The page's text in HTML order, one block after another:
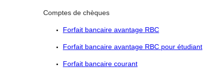
Comptes de chèques
Forfait bancaire avantage RBC
Forfait bancaire avantage RBC pour étudiant
Forfait bancaire courant